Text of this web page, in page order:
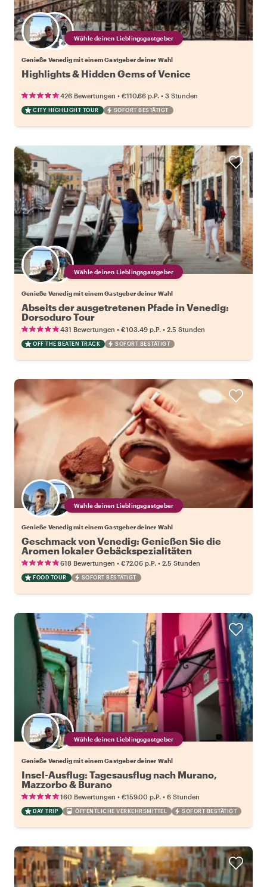
Wähle deinen Lieblingsgastgeber
Genieße Venedig mit einem Gastgeber deiner Wahl
Highlights & Hidden Gems of Venice
426 Bewertungen • €110.66 p.P. • 3 Stunden
CITY HIGHLIGHT TOUR SOFORT BESTÄTIGT
Wähle deinen Lieblingsgastgeber
Genieße Venedig mit einem Gastgeber deiner Wahl
Abseits der ausgetretenen Pfade in Venedig:
Dorsoduro Tour
431 Bewertungen • €103.49 p.P. • 2.5 Stunden
OFF THE BEATEN TRACK SOFORT BESTÄTIGT
Wähle deinen Lieblingsgastgeber
Genieße Venedig mit einem Gastgeber deiner Wahl
Geschmack von Venedig: Genießen Sie die
Aromen lokaler Gebäckspezialitäten
618 Bewertungen • €72.06 p.P. • 2.5 Stunden
FOOD TOUR SOFORT BESTÄTIGT
Wähle deinen Lieblingsgastgeber
Genieße Venedig mit einem Gastgeber deiner Wahl
Insel-Ausflug: Tagesausflug nach Murano,
Mazzorbo & Burano
160 Bewertungen • €159.00 p.P. • 6 Stunden
DAY TRIP ÖFFENTLICHE VERKEHRSMITTEL SOFORT BESTÄTIGT